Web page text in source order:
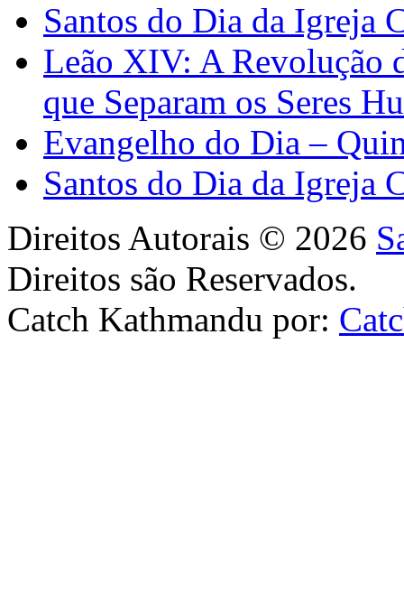
Santos do Dia da Igreja
Leão XIV: A Revolução
que Separam os Seres
Evangelho do Dia –
Santos do Dia da Igreja
Direitos Autorais © 2026
Direitos são Reservados.
Catch Kathmandu por: